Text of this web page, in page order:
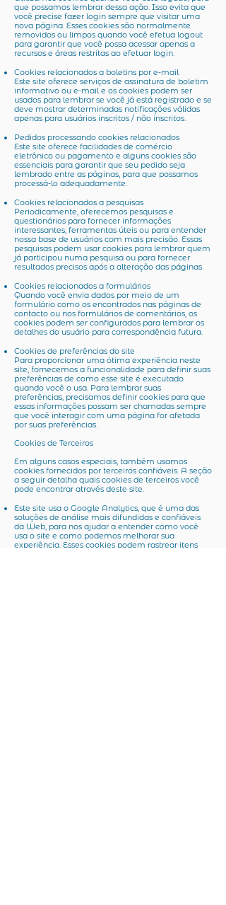
que possamos lembrar dessa ação. Isso evita que
você precise fazer login sempre que visitar uma
nova página. Esses cookies são normalmente
removidos ou limpos quando você efetua logout
para garantir que você possa acessar apenas a
recursos e áreas restritas ao efetuar login.
Cookies relacionados a boletins por e-mail
Este site oferece serviços de assinatura de boletim
informativo ou e-mail e os cookies podem ser
usados ​​para lembrar se você já está registrado e se
deve mostrar determinadas notificações válidas
apenas para usuários inscritos / não inscritos.
Pedidos processando cookies relacionados
Este site oferece facilidades de comércio
eletrônico ou pagamento e alguns cookies são
essenciais para garantir que seu pedido seja
lembrado entre as páginas, para que possamos
processá-lo adequadamente.
Cookies relacionados a pesquisas
Periodicamente, oferecemos pesquisas e
questionários para fornecer informações
interessantes, ferramentas úteis ou para entender
nossa base de usuários com mais precisão. Essas
pesquisas podem usar cookies para lembrar quem
já participou numa pesquisa ou para fornecer
resultados precisos após a alteração das páginas.
Cookies relacionados a formulários
Quando você envia dados por meio de um
formulário como os encontrados nas páginas de
contacto ou nos formulários de comentários, os
cookies podem ser configurados para lembrar os
detalhes do usuário para correspondência futura.
Cookies de preferências do site
Para proporcionar uma ótima experiência neste
site, fornecemos a funcionalidade para definir suas
preferências de como esse site é executado
quando você o usa. Para lembrar suas
preferências, precisamos definir cookies para que
essas informações possam ser chamadas sempre
que você interagir com uma página for afetada
por suas preferências.
Cookies de Terceiros
Em alguns casos especiais, também usamos
cookies fornecidos por terceiros confiáveis. A seção
a seguir detalha quais cookies de terceiros você
pode encontrar através deste site.
Este site usa o Google Analytics, que é uma das
soluções de análise mais difundidas e confiáveis ​​
da Web, para nos ajudar a entender como você
usa o site e como podemos melhorar sua
experiência. Esses cookies podem rastrear itens